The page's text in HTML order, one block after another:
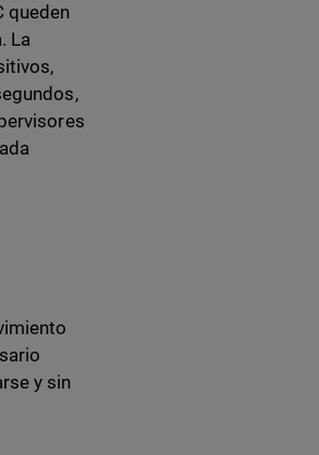
queden
La
y sin